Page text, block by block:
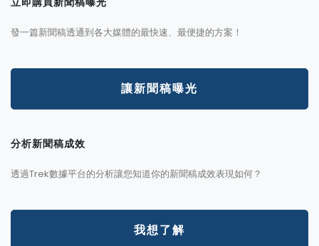
發一篇新聞稿透通到各大媒體的最快速、最便捷的方案！
讓新聞稿曝光
分析新聞稿成效
透過Trek數據平台的分析讓您知道你的新聞稿成效表現如何？
我想了解